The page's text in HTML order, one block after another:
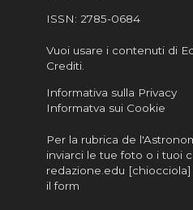
ISSN: 2785-0684
Vuoi usare i contenuti di
Crediti.
Informativa sulla Privacy
Informatva sui Cookie
Per la rubrica de
inviarci le tue foto o i tuoi
redazione.edu
il form